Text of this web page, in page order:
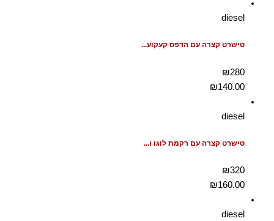
diesel
טישרט קצרה עם הדפס קעקוע...
₪280
₪140.00
diesel
טישרט קצרה עם רקמת לוגו ו...
₪320
₪160.00
diesel